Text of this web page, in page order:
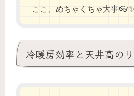
ここ、めちゃくちゃ大事👓✨
冷暖房効率と天井高の